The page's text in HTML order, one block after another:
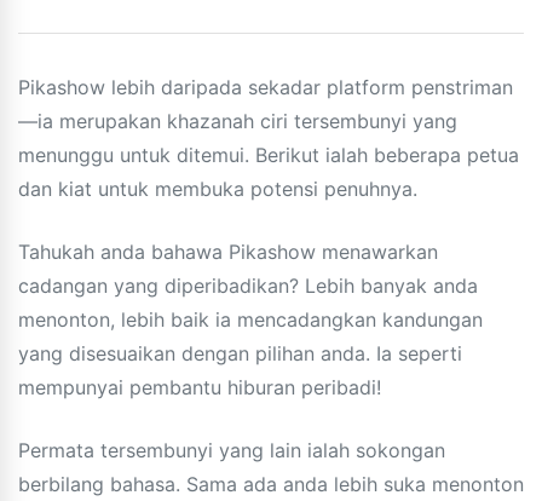
Pikashow lebih daripada sekadar platform penstriman
—ia merupakan khazanah ciri tersembunyi yang
menunggu untuk ditemui. Berikut ialah beberapa petua
dan kiat untuk membuka potensi penuhnya.
Tahukah anda bahawa Pikashow menawarkan
cadangan yang diperibadikan? Lebih banyak anda
menonton, lebih baik ia mencadangkan kandungan
yang disesuaikan dengan pilihan anda. Ia seperti
mempunyai pembantu hiburan peribadi!
Permata tersembunyi yang lain ialah sokongan
berbilang bahasa. Sama ada anda lebih suka menonton